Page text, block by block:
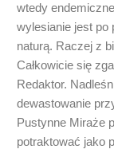
wtedy
wylesianie jest po
naturą. Raczej z
Całkowicie się
Redaktor.
dewastowanie
Pustynne Miraże
potraktować jako